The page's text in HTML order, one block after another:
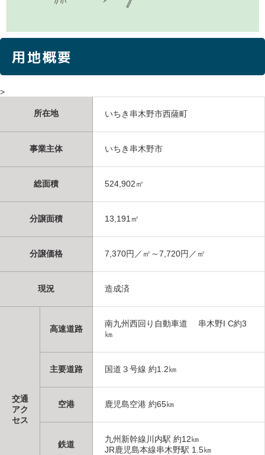
用地概要
>
所在地 いちき串木野市西薩町
事業主体 いちき串木野市
総面積 524,902㎡
分譲面積 13,191㎡
分譲価格 7,370円／㎡～7,720円／㎡
現況 造成済
交通
アク
セス
高速道路
南九州西回り自動車道 串木野I C約3
㎞
主要道路 国道３号線 約1.2㎞
空港 鹿児島空港 約65㎞
鉄道
九州新幹線川内駅 約12㎞
JR鹿児島本線串木野駅 1.5㎞